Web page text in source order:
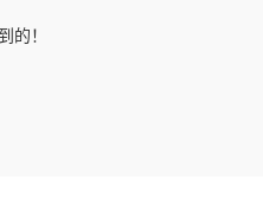
的！